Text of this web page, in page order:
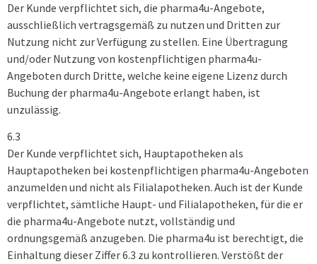
Der Kunde verpflichtet sich, die pharma4u-Angebote,
ausschließlich vertragsgemäß zu nutzen und Dritten zur
Nutzung nicht zur Verfügung zu stellen. Eine Übertragung
und/oder Nutzung von kostenpflichtigen pharma4u-
Angeboten durch Dritte, welche keine eigene Lizenz durch
Buchung der pharma4u-Angebote erlangt haben, ist
unzulässig.
6.3
Der Kunde verpflichtet sich, Hauptapotheken als
Hauptapotheken bei kostenpflichtigen pharma4u-Angeboten
anzumelden und nicht als Filialapotheken. Auch ist der Kunde
verpflichtet, sämtliche Haupt- und Filialapotheken, für die er
die pharma4u-Angebote nutzt, vollständig und
ordnungsgemäß anzugeben. Die pharma4u ist berechtigt, die
Einhaltung dieser Ziffer 6.3 zu kontrollieren. Verstößt der